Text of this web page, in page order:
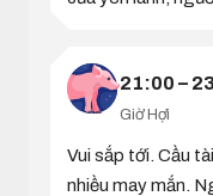
21:00 –
Giờ Hợi
Vui sắp tới. Cầu
nhiều may mắn.